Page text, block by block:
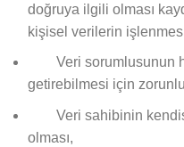
doğruya ilgili olması
kişisel verilerin
Veri sorumlusunun
getirebilmesi için
Veri sahibinin
olması,